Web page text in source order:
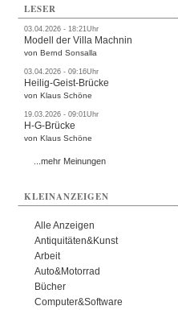
LESER
03.04.2026 - 18:21Uhr
Modell der Villa Machnin
von Bernd Sonsalla
03.04.2026 - 09:16Uhr
Heilig-Geist-Brücke
von Klaus Schöne
19.03.2026 - 09:01Uhr
H-G-Brücke
von Klaus Schöne
...mehr Meinungen
KLEINANZEIGEN
Alle Anzeigen
Antiquitäten&Kunst
Arbeit
Auto&Motorrad
Bücher
Computer&Software